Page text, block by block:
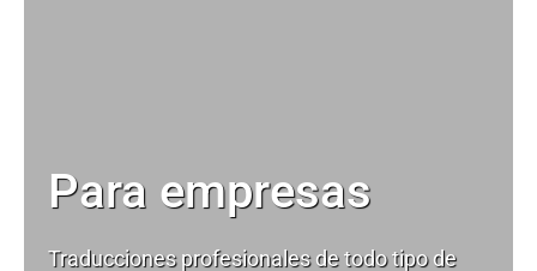
Para empresas
Traducciones profesionales de todo tipo de